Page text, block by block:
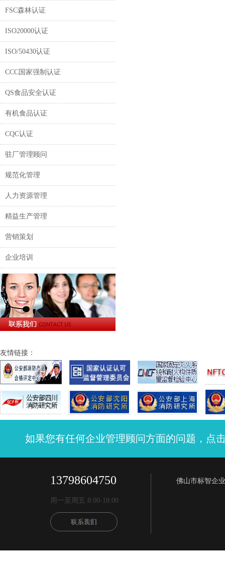
FSC森林认证
ISO20000认证
ISO/50430认证
CCC国家强制认证
QS食品安全认证
有机食品认证
CQC认证
驻厂管理顾问
规范化管理
人力资源管理
精益生产管理
营销策划
企业培训
友情链接：
如果您有任何企业管理顾问方面的问题，点
13798604750
周一至周五 8:00-18:00
佛山市标智企